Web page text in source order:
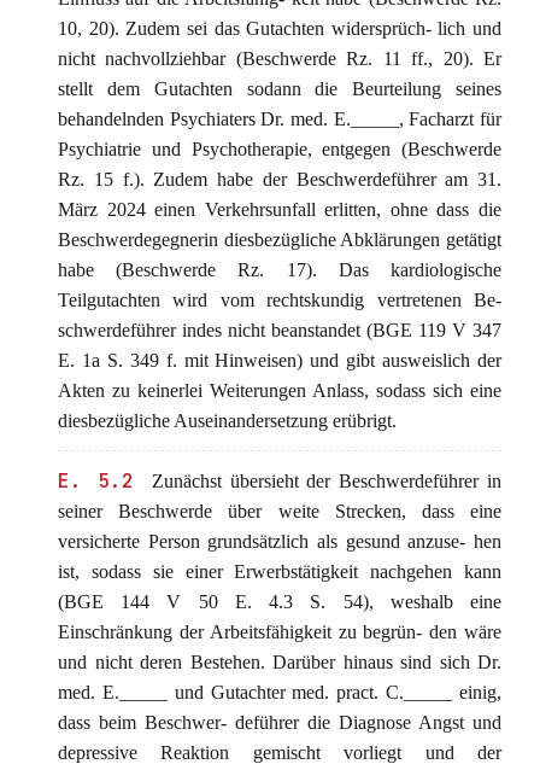
10, 20). Zudem sei das Gutachten widersprüch- lich und
nicht nachvollziehbar (Beschwerde Rz. 11 ff., 20). Er
stellt dem Gutachten sodann die Beurteilung seines
behandelnden Psychiaters Dr. med. E._____, Facharzt für
Psychiatrie und Psychotherapie, entgegen (Beschwerde
Rz. 15 f.). Zudem habe der Beschwerdeführer am 31.
März 2024 einen Verkehrsunfall erlitten, ohne dass die
Beschwerdegegnerin diesbezügliche Abklärungen getätigt
habe (Beschwerde Rz. 17). Das kardiologische
Teilgutachten wird vom rechtskundig vertretenen Be-
schwerdeführer indes nicht beanstandet (BGE 119 V 347
E. 1a S. 349 f. mit Hinweisen) und gibt ausweislich der
Akten zu keinerlei Weiterungen Anlass, sodass sich eine
diesbezügliche Auseinandersetzung erübrigt.
E. 5.2
Zunächst übersieht der Beschwerdeführer in
seiner Beschwerde über weite Strecken, dass eine
versicherte Person grundsätzlich als gesund anzuse- hen
ist, sodass sie einer Erwerbstätigkeit nachgehen kann
(BGE 144 V 50 E. 4.3 S. 54), weshalb eine
Einschränkung der Arbeitsfähigkeit zu begrün- den wäre
und nicht deren Bestehen. Darüber hinaus sind sich Dr.
med. E._____ und Gutachter med. pract. C._____ einig,
dass beim Beschwer- deführer die Diagnose Angst und
depressive Reaktion gemischt vorliegt und der